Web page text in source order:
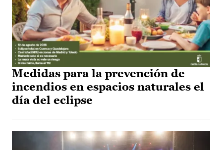
Medidas para la prevención de
incendios en espacios naturales el
día del eclipse